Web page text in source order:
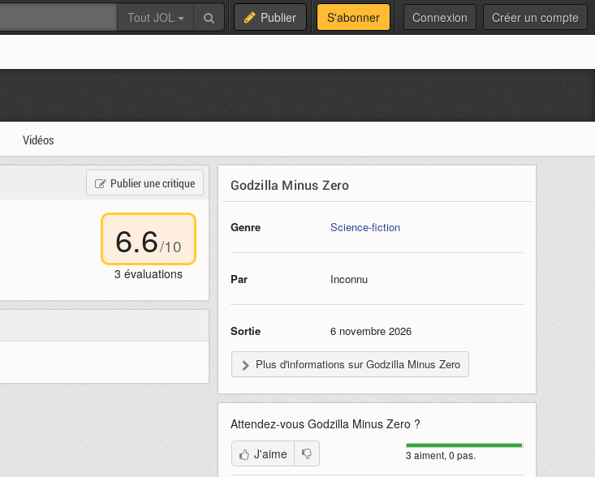
Tout JOL Publier S'abonner Connexion Créer un compte
Vidéos
Publier une critique
6.6/10
3 évaluations
Godzilla Minus Zero
Genre Science-fiction
Par Inconnu
Sortie 6 novembre 2026
Plus d'informations sur Godzilla Minus Zero
Attendez-vous Godzilla Minus Zero ?
3 aiment, 0 pas.
J'aime